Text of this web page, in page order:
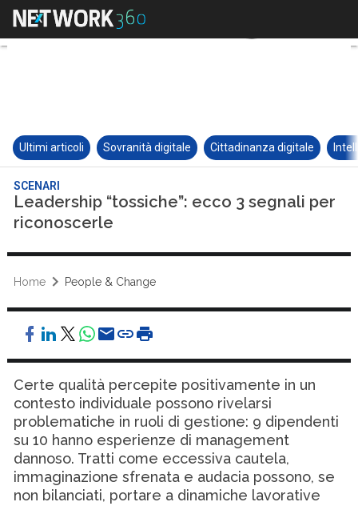
Ultimi articoli Sovranità digitale Cittadinanza digitale
SCENARI
Leadership “tossiche”: ecco 3 segnali per
riconoscerle
Home People & Change
Certe qualità percepite positivamente in un
contesto individuale possono rivelarsi
problematiche in ruoli di gestione: 9 dipendenti
su 10 hanno esperienze di management
dannoso. Tratti come eccessiva cautela,
immaginazione sfrenata e audacia possono, se
non bilanciati, portare a dinamiche lavorative